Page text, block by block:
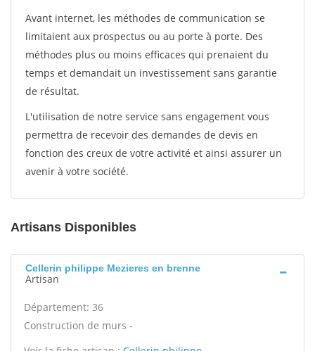
Avant internet, les méthodes de communication se
limitaient aux prospectus ou au porte à porte. Des
méthodes plus ou moins efficaces qui prenaient du
temps et demandait un investissement sans garantie
de résultat.
L'utilisation de notre service sans engagement vous
permettra de recevoir des demandes de devis en
fonction des creux de votre activité et ainsi assurer un
avenir à votre société.
Artisans Disponibles
Cellerin philippe Mezieres en brenne
Artisan
Département: 36
Construction de murs -